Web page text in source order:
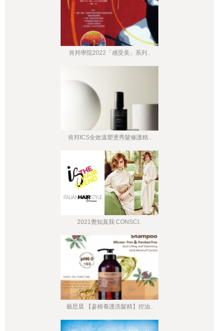
肯邦學院2022「感受美」系列..
肯邦ICS全效溫塑燙秀髮修護精..
2021覺知真我 CONSCI..
藝思晨 【蔘根養護洗髮精】控油..